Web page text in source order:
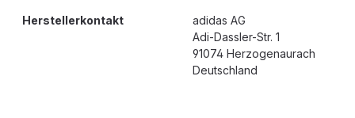
Herstellerkontakt
adidas AG
Adi-Dassler-Str. 1
91074 Herzogenaurach
Deutschland